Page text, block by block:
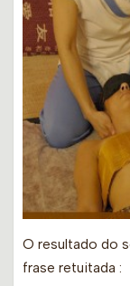
O resultado do
frase retuitada :